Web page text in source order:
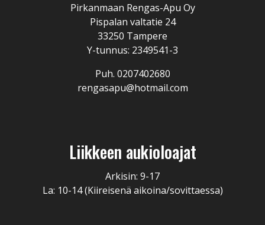
Pirkanmaan Rengas-Apu Oy
Pispalan valtatie 24
33250 Tampere
Y-tunnus: 2349541-3
Puh. 0207402680
rengasapu@hotmail.com
Liikkeen aukioloajat
Arkisin: 9-17
La: 10-14 (Kiireisenä aikoina/sovittaessa)